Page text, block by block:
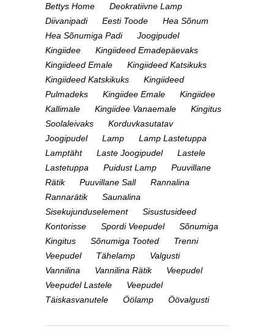
Bettys Home
Deokratiivne Lamp
Diivanipadi
Eesti Toode
Hea Sõnum
Hea Sõnumiga Padi
Joogipudel
Kingiidee
Kingiideed Emadepäevaks
Kingiideed Emale
Kingiideed Katsikuks
Kingiideed Katskikuks
Kingiideed
Pulmadeks
Kingiidee Emale
Kingiidee
Kallimale
Kingiidee Vanaemale
Kingitus
Soolaleivaks
Korduvkasutatav
Joogipudel
Lamp
Lamp Lastetuppa
Lamptäht
Laste Joogipudel
Lastele
Lastetuppa
Puidust Lamp
Puuvillane
Rätik
Puuvillane Sall
Rannalina
Rannarätik
Saunalina
Sisekujunduselement
Sisustusideed
Kontorisse
Spordi Veepudel
Sõnumiga
Kingitus
Sõnumiga Tooted
Trenni
Veepudel
Tähelamp
Valgusti
Vannilina
Vannilina Rätik
Veepudel
Veepudel Lastele
Veepudel
Täiskasvanutele
Öölamp Öövalgusti